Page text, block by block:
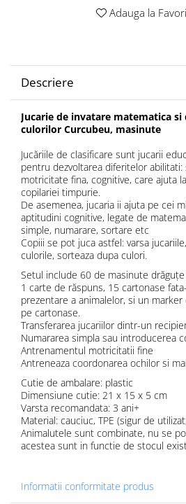
Adauga la
Descriere
Jucarie de invatare matematica si
culorilor Curcubeu, masinute
Jucăriile de clasificare sunt jucarii
pentru dezvoltarea diferitelor abilitati:
motricitate fina, cognitive, care ajuta
copilariei timpurie.
De asemenea, jucaria ii ajuta pe cei
aptitudini cognitive, legate de
simple, numarare, sortare etc
Copiii se pot juca astfel: varsa
culorile, sorteaza dupa culori.
Setul include 60 de masinute
1 carte de răspuns, 15 cartonase
prezentare a animalelor, si un
pe cartonase.
Transferarea jucariilor dintr-un
Numararea simpla sau introducerea
Antrenamentul motricitatii fine
Antreneaza coordonarea ochilor si
Cutie de ambalare: plastic
Dimensiune cutie: 21 x 15 x 5 cm
Varsta recomandata: 3 ani+
Material: cauciuc, TPE (sigur de
Animalutele sunt combinate, nu se
acestea sunt in functie de stocul
Informatii conformitate produs